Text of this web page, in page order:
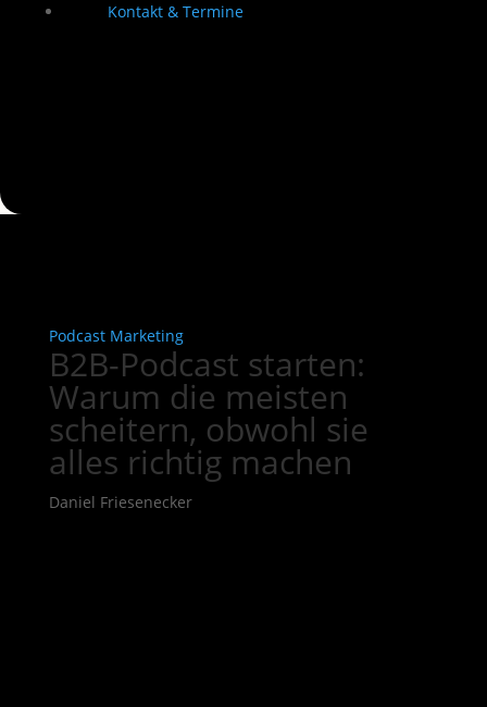
Kontakt & Termine
Podcast Marketing
B2B-Podcast starten:
Warum die meisten
scheitern, obwohl sie
alles richtig machen
Daniel Friesenecker